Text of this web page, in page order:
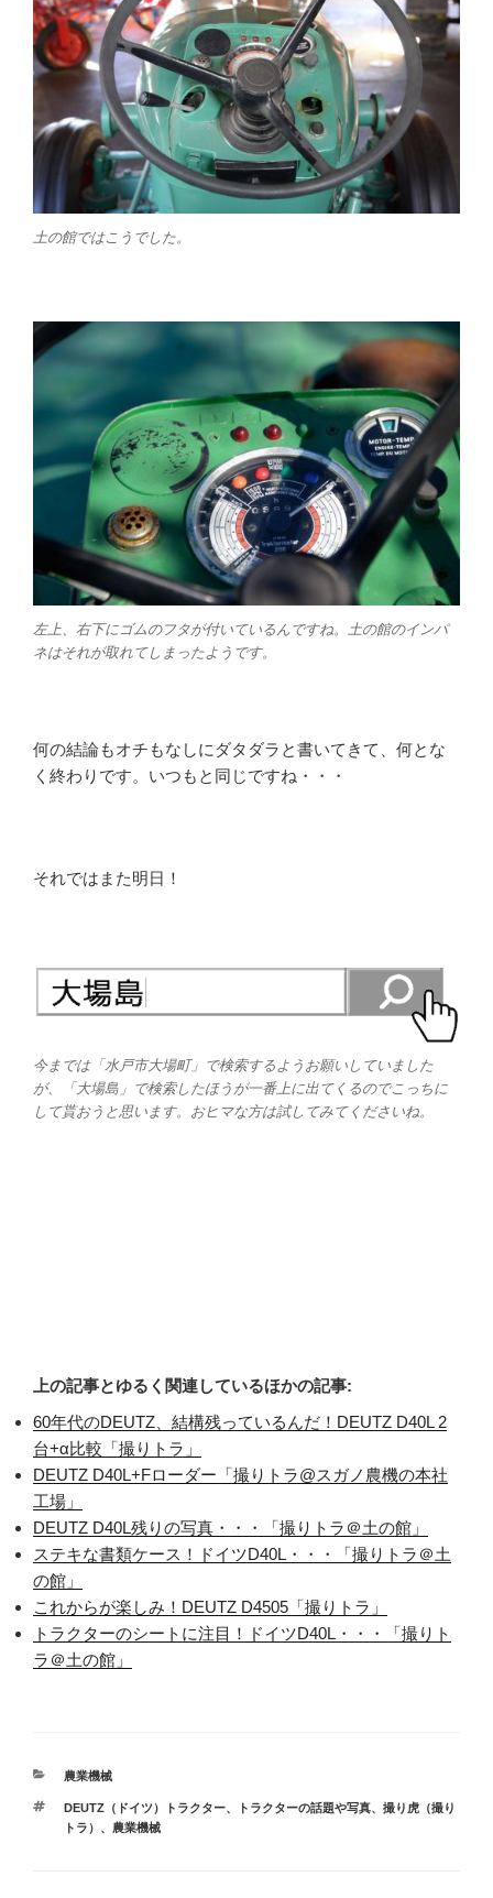
土の館ではこうでした。
左上、右下にゴムのフタが付いているんですね。土の館のインパ
ネはそれが取れてしまったようです。
何の結論もオチもなしにダタダラと書いてきて、何とな
く終わりです。いつもと同じですね・・・
それではまた明日！
今までは「水戸市大場町」で検索するようお願いしていました
が、「大場島」で検索したほうが一番上に出てくるのでこっちに
して貰おうと思います。おヒマな方は試してみてくださいね。
上の記事とゆるく関連しているほかの記事:
60年代のDEUTZ、結構残っているんだ！DEUTZ D40L 2
台+α比較「撮りトラ」
DEUTZ D40L+Fローダー「撮りトラ@スガノ農機の本社
工場」
DEUTZ D40L残りの写真・・・「撮りトラ＠土の館」
ステキな書類ケース！ドイツD40L・・・「撮りトラ＠土
の館」
これからが楽しみ！DEUTZ D4505「撮りトラ」
トラクターのシートに注目！ドイツD40L・・・「撮りト
ラ＠土の館」
カ
ゴ
リ
農業機械
タ
グ
DEUTZ（ドイツ）トラクター、 トラクターの話題や写真、 撮り虎（撮り
トラ） 、 農業機械